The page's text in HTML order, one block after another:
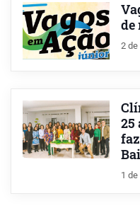
de
2 de
25
1